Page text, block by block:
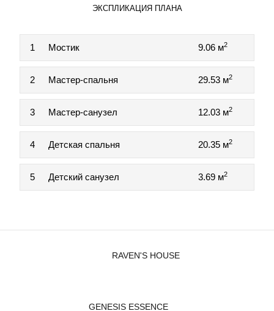
ЭКСПЛИКАЦИЯ ПЛАНА
1 Мостик 9.06 м2
2 Мастер-спальня 29.53 м2
3 Мастер-санузел 12.03 м2
4 Детская спальня 20.35 м2
5 Детский санузел 3.69 м2
RAVEN'S HOUSE
GENESIS ESSENCE